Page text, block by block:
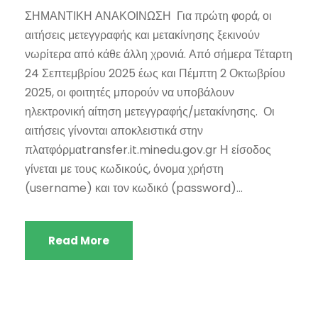
ΣΗΜΑΝΤΙΚΗ ΑΝΑΚΟΙΝΩΣΗ Για πρώτη φορά, οι
αιτήσεις μετεγγραφής και μετακίνησης ξεκινούν
νωρίτερα από κάθε άλλη χρονιά. Από σήμερα Τέταρτη
24 Σεπτεμβρίου 2025 έως και Πέμπτη 2 Οκτωβρίου
2025, οι φοιτητές μπορούν να υποβάλουν
ηλεκτρονική αίτηση μετεγγραφής/μετακίνησης. Οι
αιτήσεις γίνονται αποκλειστικά στην
πλατφόρμαtransfer.it.minedu.gov.gr Η είσοδος
γίνεται με τους κωδικούς, όνομα χρήστη
(username) και τον κωδικό (password)...
Read More